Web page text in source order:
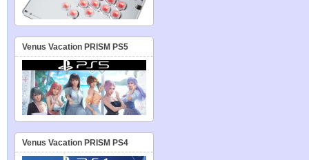
Venus Vacation PRISM PS5
Venus Vacation PRISM PS4